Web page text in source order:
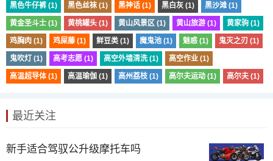
黑色牛仔裤 (1) 黑色丝袜 (1) 黑神话 (1) 黑白灰 (1) 黑沙滩 (1)
黄金圣斗士 (1) 黄桃罐头 (1) 黄山风景区 (1) 黄山旅游 (1) 黄家驹 (1)
鸡胸肉 (1) 鸡屎藤 (1) 鲜豆类 (1) 魔鬼池 (1) 魅惑 (1) 鬼灭之刃 (1)
鬼吹灯 (1) 高考志愿 (1) 高空外墙清洗 (1) 高空作业 (1)
高温超导体 (1) 高温瑜伽 (1) 高州荔枝 (1) 高尔夫运动 (1) 高尔夫 (1)
最近关注
新手适合驾驭公升级摩托车吗